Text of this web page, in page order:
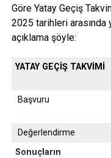
Göre Yatay Geçiş
2025 tarihleri arasında
açıklama şöyle:
YATAY GEÇİŞ TAKVİMİ
Başvuru
Değerlendirme
Sonuçların